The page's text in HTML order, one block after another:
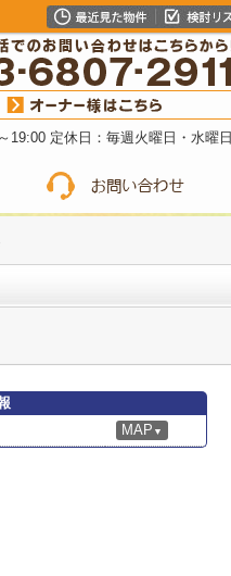
19:00 定休日：毎週火曜日・水曜日
MAP ▼